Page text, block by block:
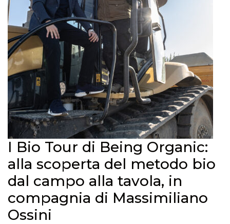
I Bio Tour di Being Organic:
alla scoperta del metodo bio
dal campo alla tavola, in
compagnia di Massimiliano
Ossini